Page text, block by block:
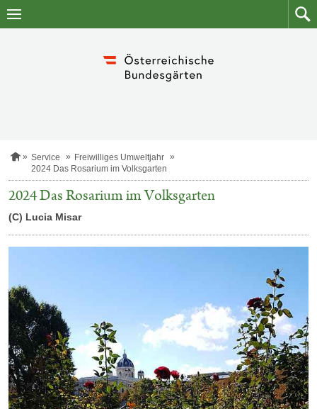
Zum
Zum
S
a
r
t
s
e
i
t
Service
Freiwilliges Umweltjahr
2024 Das Rosarium im Volksgarten
2024 Das Rosarium im Volksgarten
(C) Lucia Misar